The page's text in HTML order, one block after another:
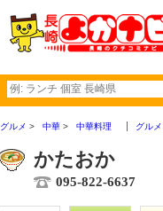
グルメ 中華 中華料理 グルメ
かたおか
095-822-6637